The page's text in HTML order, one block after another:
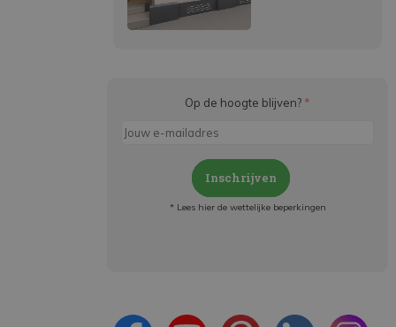
Op de hoogte blijven? *
Inschrijven
* Lees hier de wettelijke beperkingen